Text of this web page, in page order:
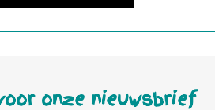
onze nieuwsbrief